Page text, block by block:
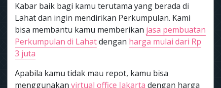
Kabar baik bagi kamu terutama yang berada di
Lahat dan ingin mendirikan Perkumpulan. Kami
bisa membantu kamu memberikan jasa pembuatan
Perkumpulan di Lahatdengan harga mulai dari Rp
3 juta
Apabila kamu tidak mau repot, kamu bisa
menggunakan virtual office Jakarta dengan harga